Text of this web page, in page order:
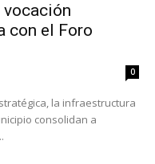
con el Foro
0
la infraestructura
consolidan a